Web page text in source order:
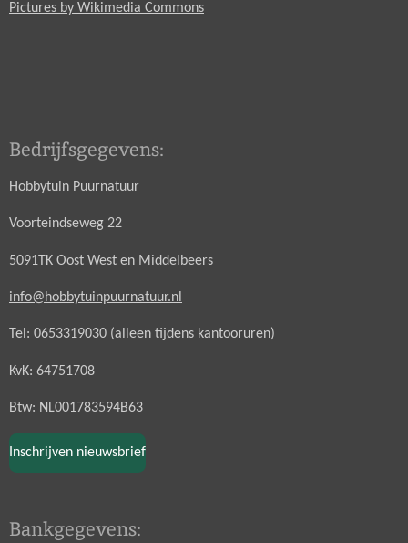
Pictures by Wikimedia Commons
Bedrijfsgegevens:
Hobbytuin Puurnatuur
Voorteindseweg 22
5091TK Oost West en Middelbeers
info@hobbytuinpuurnatuur.nl
Tel: 0653319030 (alleen tijdens kantooruren)
KvK: 64751708
Btw: NL001783594B63
Inschrijven nieuwsbrief
Bankgegevens: